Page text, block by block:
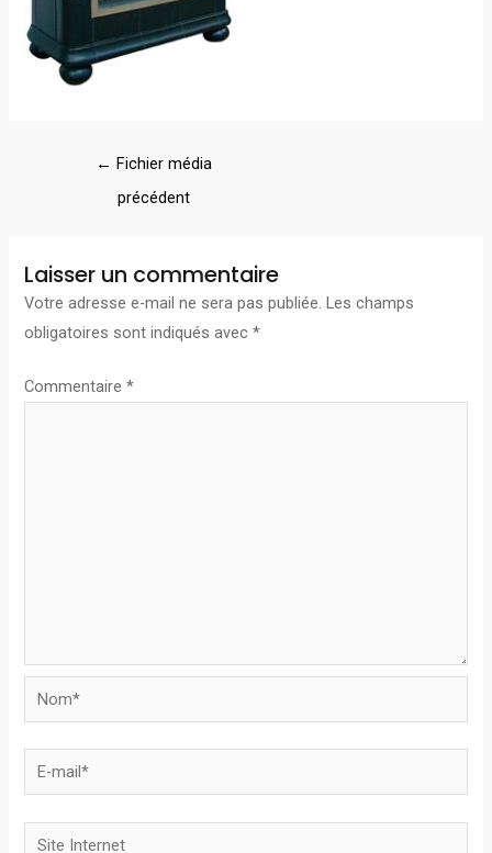
← Fichier média
précédent
Laisser un commentaire
Votre adresse e-mail ne sera pas publiée. Les champs
obligatoires sont indiqués avec*
Commentaire*
Nom*
E-
mail*
Site